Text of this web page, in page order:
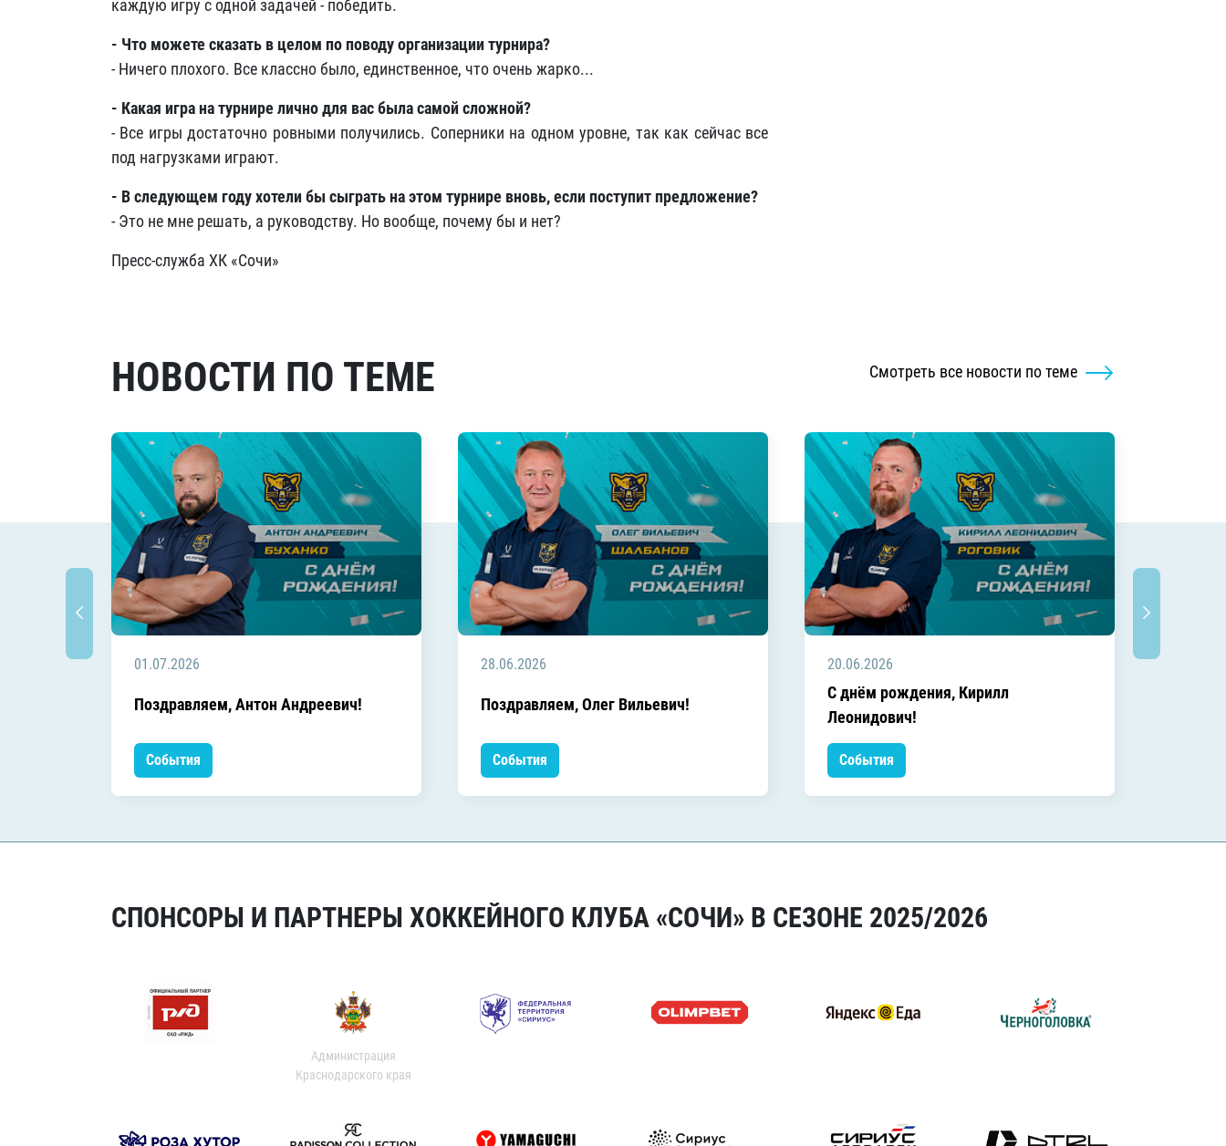
каждую игру с одной задачей - победить.
- Что можете сказать в целом по поводу организации турнира?
- Ничего плохого. Все классно было, единственное, что очень жарко...
- Какая игра на турнире лично для вас быласамой сложной?
- Все игры достаточно ровными получились. Соперники на одном уровне, так как сейчас все
под нагрузками играют.
- В следующем году хотели бы сыграть на этом турнире вновь, если поступит предложение?
- Это не мне решать, а руководству. Но вообще, почему бы и нет?
Пресс-служба ХК «Сочи»
НОВОСТИ ПО ТЕМЕ Смотреть все новости по теме
01.07.2026
Поздравляем, Антон Андреевич!
События
28.06.2026
Поздравляем, Олег Вильевич!
События
20.06.2026
C днём рождения, Кирилл
Леонидович!
События
СПОНСОРЫ И ПАРТНЕРЫ ХОККЕЙНОГО КЛУБА «СОЧИ» В СЕЗОНЕ 2025/2026
Администрация
Краснодарского края